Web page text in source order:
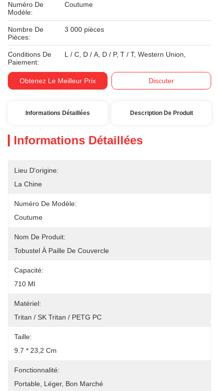
Numéro De
Modèle:
Coutume
Nombre De
Pièces:
3 000 pièces
Conditions De
Paiement:
L / C, D / A, D / P, T / T, Western Union,
Obtenez Le Meilleur Prix Discuter
Informations Détaillées Description De Produit
Informations Détaillées
Lieu D'origine:
La Chine
Numéro De Modèle:
Coutume
Nom De Produit:
Tobustel À Paille De Couvercle
Capacité:
710 Ml
Matériel:
Tritan / SK Tritan / PETG PC
Taille:
9.7 * 23,2 Cm
Fonctionnalité:
Portable, Léger, Bon Marché